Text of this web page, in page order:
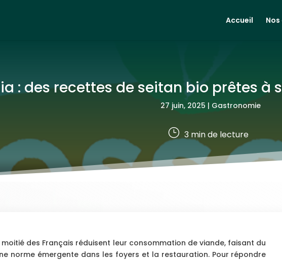
Accueil
: des recettes de seitan bio prêtes à
27 juin, 2025 | Gastronomie
} 3 min de lecture
moitié des Français réduisent leur consommation de viande, faisant du
norme émergente dans les foyers et la restauration. Pour répondre